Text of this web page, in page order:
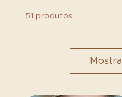
51 produtos